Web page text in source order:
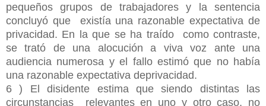
pequeños grupos de trabajadores y la sentencia
concluyó que existía una razonable expectativa de
privacidad. En la que se ha traído como contraste,
se trató de una alocución a viva voz ante una
audiencia numerosa y el fallo estimó que no había
una razonable expectativa deprivacidad.
6 ) El disidente estima que siendo distintas las
circunstancias relevantes en uno y otro caso, no